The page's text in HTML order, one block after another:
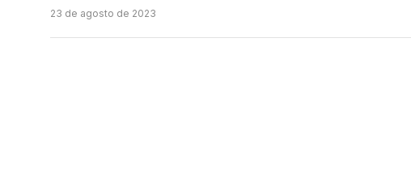
23 de agosto de 2023